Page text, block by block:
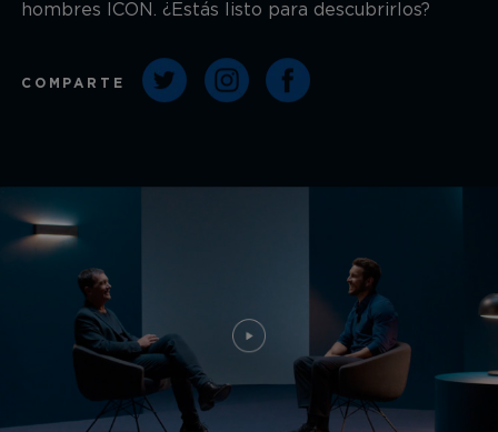
hombres ICON. ¿Estás listo para descubrirlos?
COMPARTE